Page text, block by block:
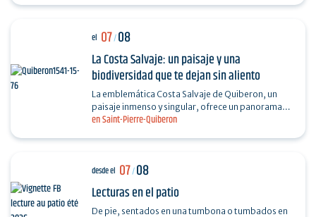
en Saint-Pierre-Quiberon
el 07/08
La Costa Salvaje: un paisaje y una
biodiversidad que te dejan sin aliento
La emblemática Costa Salvaje de Quiberon, un
paisaje inmenso y singular, ofrece un panorama
majestuoso entre acantilados, dunas y el océano.
desde el 07/08
Lecturas en el patio
De pie, sentados en una tumbona o tumbados en